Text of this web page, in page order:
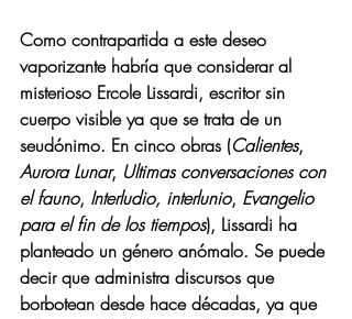
Como contrapartida a este deseo
vaporizante habría que considerar al
misterioso Ercole Lissardi, escritor sin
cuerpo visible ya que se trata de un
seudónimo. En cinco obras (Calientes,
Aurora Lunar, Ultimas conversaciones con
el fauno, Interludio, interlunio, Evangelio
para el fin de los tiempos), Lissardi ha
planteado un género anómalo. Se puede
decir que administra discursos que
borbotean desde hace décadas, ya que